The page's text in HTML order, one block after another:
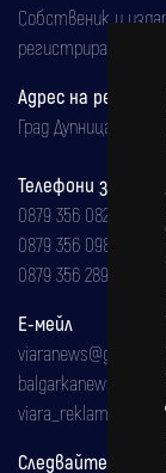
Собственик и
регистрирана на
Адрес на
Град Дупница,
Телефони за
0879 356 082
0879 356 098
0879 356 289
Е-мейл
Следвайте ни: